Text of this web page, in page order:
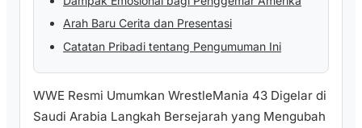
Arah Baru Cerita dan Presentasi
Catatan Pribadi tentang Pengumuman Ini
WWE Resmi Umumkan WrestleMania 43 Digelar di
Saudi Arabia Langkah Bersejarah yang Mengubah